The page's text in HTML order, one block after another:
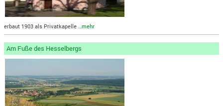
erbaut 1903 als Privatkapelle …mehr
Am Fuße des Hesselbergs